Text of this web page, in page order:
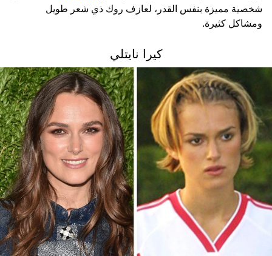
شخصية مميزة بنفس القدر، لعازف روك ذي شعر طويل
ومشاكل كثيرة.
كيرا نايتلي